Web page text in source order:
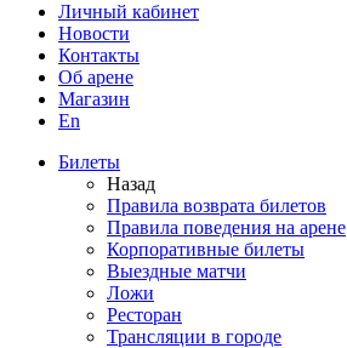
Личный кабинет
Новости
Контакты
Об арене
Магазин
En
Билеты
Назад
Правила возврата билетов
Правила поведения на арене
Корпоративные билеты
Выездные матчи
Ложи
Ресторан
Трансляции в городе